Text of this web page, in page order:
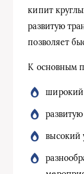
кипит
развитую
позволяет
К основным
широкий
высокий